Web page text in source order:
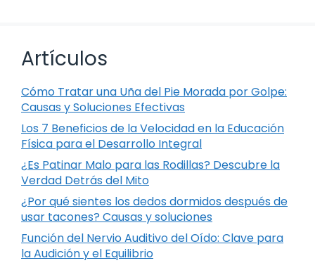
Artículos
Cómo Tratar una Uña del Pie Morada por Golpe:
Causas y Soluciones Efectivas
Los 7 Beneficios de la Velocidad en la Educación
Física para el Desarrollo Integral
¿Es Patinar Malo para las Rodillas? Descubre la
Verdad Detrás del Mito
¿Por qué sientes los dedos dormidos después de
usar tacones? Causas y soluciones
Función del Nervio Auditivo del Oído: Clave para
la Audición y el Equilibrio